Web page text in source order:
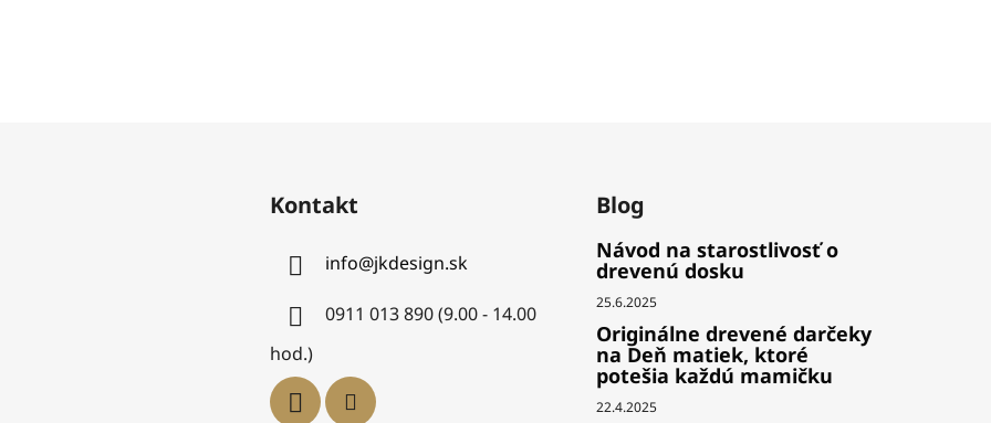
Kontakt
info@jkdesign.sk
0911 013 890 (9.00 - 14.00
hod.)
Blog
Návod na starostlivosť o
drevenú dosku
25.6.2025
Originálne drevené darčeky
na Deň matiek, ktoré
potešia každú mamičku
22.4.2025